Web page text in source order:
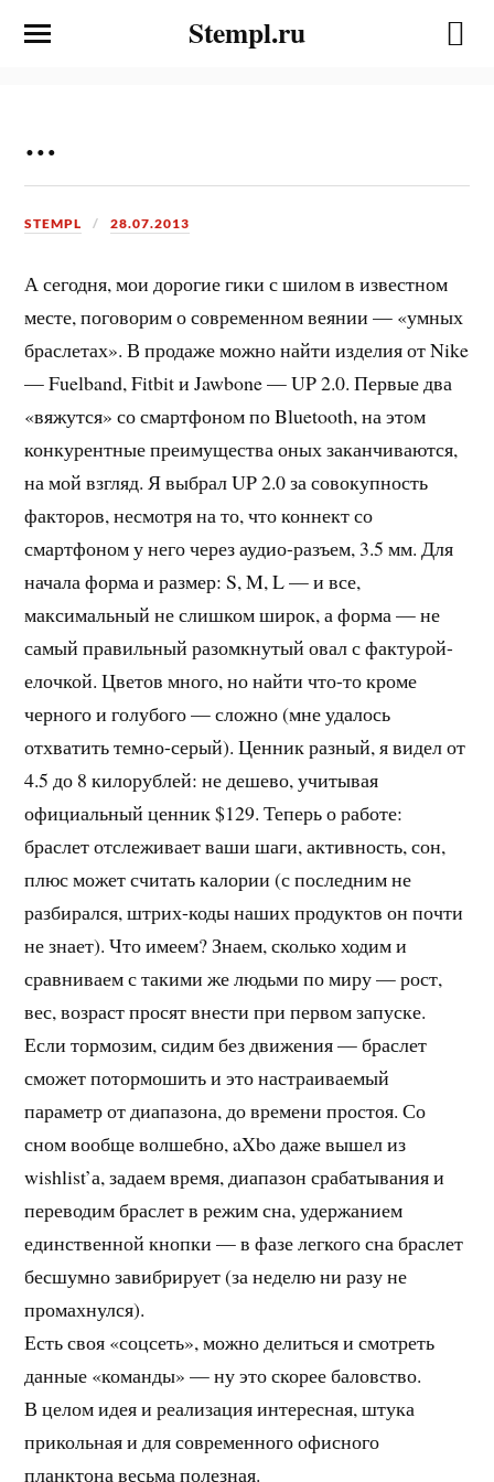
Stempl.ru
…
STEMPL 28.07.2013
А сегодня, мои дорогие гики с шилом в известном
месте, поговорим о современном веянии — «умных
браслетах». В продаже можно найти изделия от Nike
— Fuelband, Fitbit и Jawbone — UP 2.0. Первые два
«вяжутся» со смартфоном по Bluetooth, на этом
конкурентные преимущества оных заканчиваются,
на мой взгляд. Я выбрал UP 2.0 за совокупность
факторов, несмотря на то, что коннект со
смартфоном у него через аудио-разъем, 3.5 мм. Для
начала форма и размер: S, M, L — и все,
максимальный не слишком широк, а форма — не
самый правильный разомкнутый овал с фактурой-
елочкой. Цветов много, но найти что-то кроме
черного и голубого — сложно (мне удалось
отхватить темно-серый). Ценник разный, я видел от
4.5 до 8 килорублей: не дешево, учитывая
официальный ценник $129. Теперь о работе:
браслет отслеживает ваши шаги, активность, сон,
плюс может считать калории (с последним не
разбирался, штрих-коды наших продуктов он почти
не знает). Что имеем? Знаем, сколько ходим и
сравниваем с такими же людьми по миру — рост,
вес, возраст просят внести при первом запуске.
Если тормозим, сидим без движения — браслет
сможет потормошить и это настраиваемый
параметр от диапазона, до времени простоя. Со
сном вообще волшебно, aXbo даже вышел из
wishlist’а, задаем время, диапазон срабатывания и
переводим браслет в режим сна, удержанием
единственной кнопки — в фазе легкого сна браслет
бесшумно завибрирует (за неделю ни разу не
промахнулся).
Есть своя «соцсеть», можно делиться и смотреть
данные «команды» — ну это скорее баловство.
В целом идея и реализация интересная, штука
прикольная и для современного офисного
планктона весьма полезная.